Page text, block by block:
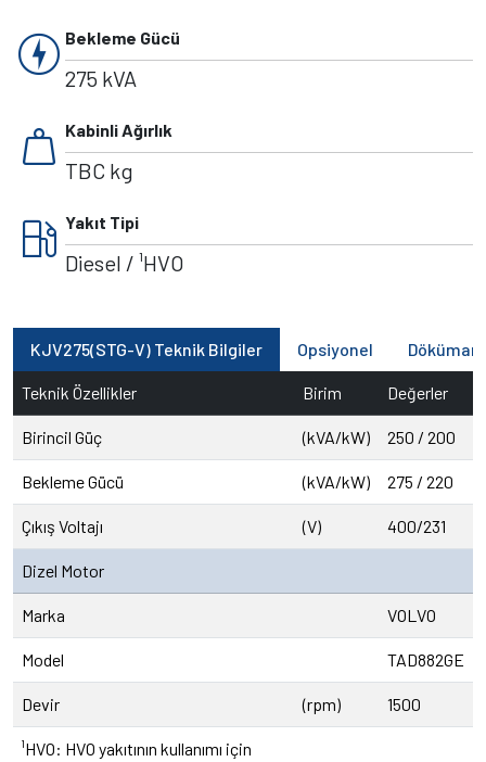
charger Bekleme Gücü
275 kVA
weight Kabinli Ağırlık
TBC kg
local_gas_station Yakıt Tipi
Diesel / ¹HVO
KJV275(STG-V) Teknik Bilgiler Opsiyonel
Teknik Özellikler Birim Değerler
Birincil Güç (kVA/kW) 250 / 200
Bekleme Gücü (kVA/kW) 275 / 220
Çıkış Voltajı (V) 400/231
Dizel Motor
Marka VOLVO
Model TAD882GE
Devir (rpm) 1500
¹HVO: HVO yakıtının kullanımı için